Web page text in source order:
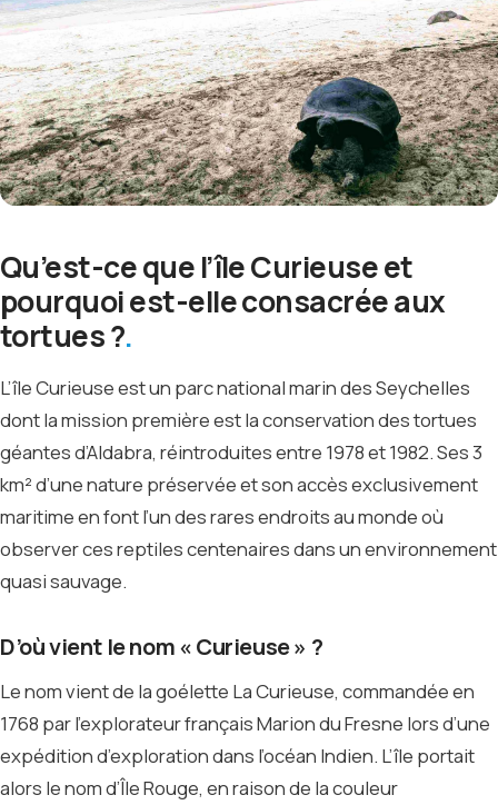
Qu’est-ce que l’île Curieuse et
pourquoi est-elle consacrée aux
tortues ?
L’île Curieuse est un parc national marin des Seychelles
dont la mission première est la conservation des tortues
géantes d’Aldabra, réintroduites entre 1978 et 1982. Ses 3
km² d’une nature préservée et son accès exclusivement
maritime en font l’un des rares endroits au monde où
observer ces reptiles centenaires dans un environnement
quasi sauvage.
D’où vient le nom « Curieuse » ?
Le nom vient de la goélette La Curieuse, commandée en
1768 par l’explorateur français Marion du Fresne lors d’une
expédition d’exploration dans l’océan Indien. L’île portait
alors le nom d’Île Rouge, en raison de la couleur